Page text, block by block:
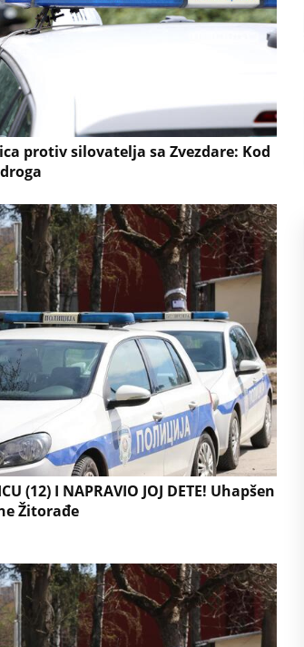
protiv silovatelja sa Zvezdare: Kod
(12) I NAPRAVIO JOJ DETE! Uhapšen
Žitorađe